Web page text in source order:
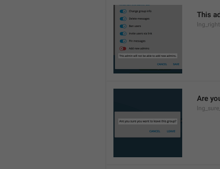
This
Are